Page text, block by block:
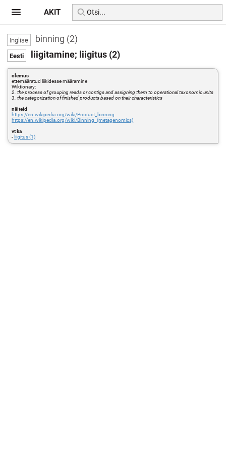
binning (2)
liigitamine; liigitus (2)
olemus
ettemääratud liikidesse määramine
Wiktionary:
2. the process of grouping reads or contigs and assigning them to operational taxonomic units
3. the categorization of finished products based on their characteristics
näiteid
https://en.wikipedia.org/wiki/Product_binning
https://en.wikipedia.org/wiki/Binning_(metagenomics)
vt ka
- liigitus (1)
AKIT